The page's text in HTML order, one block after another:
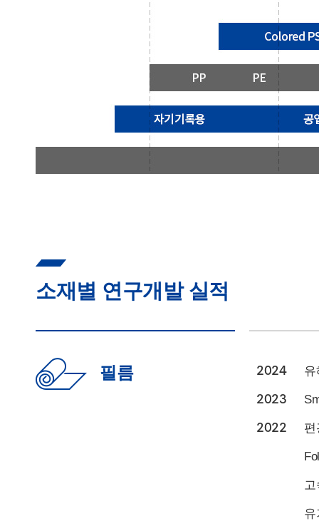
소재별 연구개발 실적
필름 2024 유
2023
2022 편
고
유